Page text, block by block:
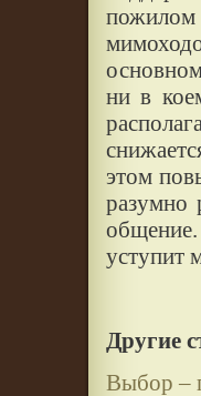
пожилом
ни в
этом
разумно
уступит
Другие
Выбор –